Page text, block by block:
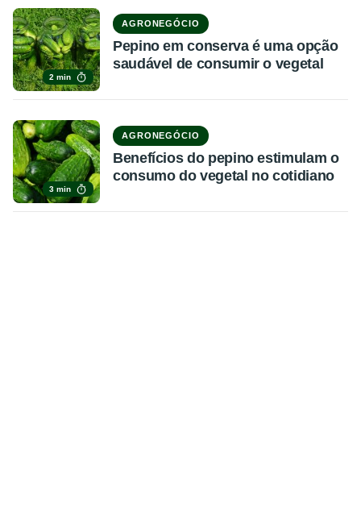
2 min
AGRONEGÓCIO
Pepino em conserva é uma opção
saudável de consumir o vegetal
3 min
AGRONEGÓCIO
Benefícios do pepino estimulam o
consumo do vegetal no cotidiano